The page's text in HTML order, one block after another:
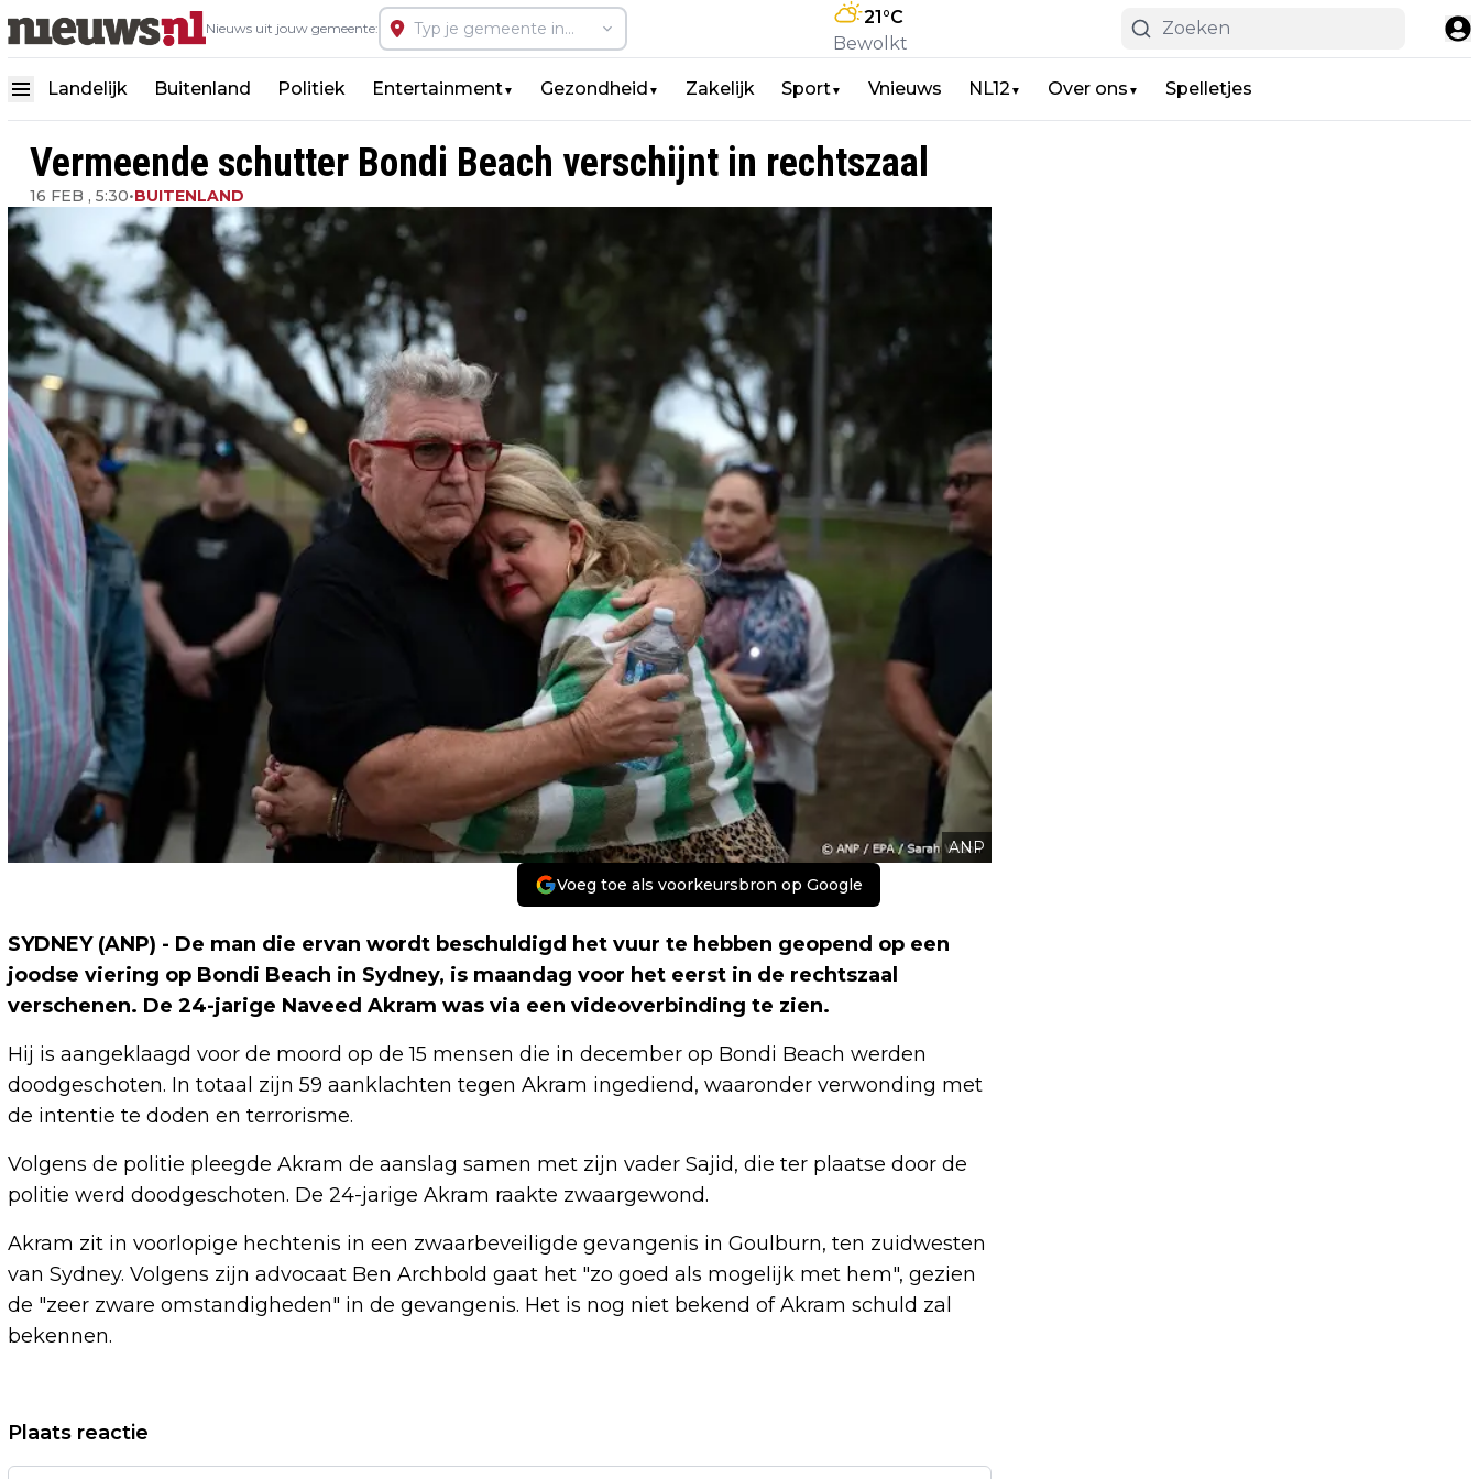
Nieuws uit jouw gemeente:
21°C
Bewolkt
Landelijk Buitenland Politiek Entertainment▼ Gezondheid ▼ Zakelijk Sport▼ Vnieuws NL12 ▼ Over ons ▼ Spelletjes
Vermeende schutter Bondi Beach verschijnt in rechtszaal
16 FEB , 5:30•BUITENLAND
ANP
Voeg toe als voorkeursbron op Google
SYDNEY (ANP) - De man die ervan wordt beschuldigd het vuur te hebben geopend op een
joodse viering op Bondi Beach in Sydney, is maandag voor het eerst in de rechtszaal
verschenen. De 24-jarige Naveed Akram was via een videoverbinding te zien.
Hij is aangeklaagd voor de moord op de 15 mensen die in december op Bondi Beach werden
doodgeschoten. In totaal zijn 59 aanklachten tegen Akram ingediend, waaronder verwonding met
de intentie te doden en terrorisme.
Volgens de politie pleegde Akram de aanslag samen met zijn vader Sajid, die ter plaatse door de
politie werd doodgeschoten. De 24-jarige Akram raakte zwaargewond.
Akram zit in voorlopige hechtenis in een zwaarbeveiligde gevangenis in Goulburn, ten zuidwesten
van Sydney. Volgens zijn advocaat Ben Archbold gaat het "zo goed als mogelijk met hem", gezien
de "zeer zware omstandigheden" in de gevangenis. Het is nog niet bekend of Akram schuld zal
bekennen.
Vorig artikel
STRANGER THINGS-ACTRICE MAYA MAKER NEDERLANDSE FILM TRULY
Plaats reactie